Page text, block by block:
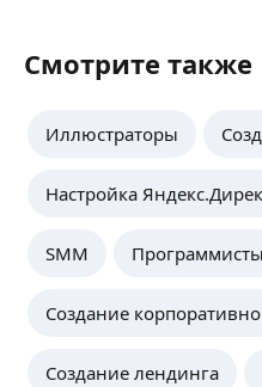
Смотрите также
Иллюстраторы
Настройка
SMM Программисты
Создание
Создание лендинга